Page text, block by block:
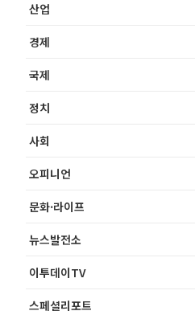
산업
경제
국제
정치
사회
오피니언
문화·라이프
뉴스발전소
이투데이TV
스페셜리포트